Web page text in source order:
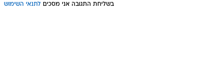
בשליחת התגובה אני מסכים לתנאי השימוש